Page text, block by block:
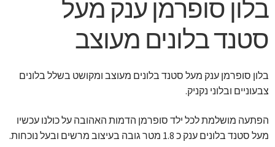
בלון סופרמן ענק מעל
סטנד בלונים מעוצב
בלון סופרמן ענק מעל סטנד בלונים מעוצב ומקושט בשלל בלונים
צבעוניים ובלוני נקניק.
הפתעה מושלמת לכל ילד סופרמן הדמות האהובה על כולנו עכשיו
מעל סטנד בלונים ענק כ 1.8 מטר גובה בעיצוב מרשים ובעל נוכחות.